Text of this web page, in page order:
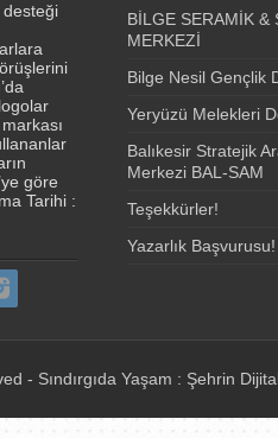
desteği
markası
göre
Tarihi :
BİLGE SERAMİK &
MERKEZİ
Bilge Nesil Gençlik
Yeryüzü Melekleri
Balıkesir Stratejik
Merkezi BAL-SAM
Teşekkürler!
Yazarlık Başvurusu!
- Sındırgıda Yaşam : Şehrin Dijital